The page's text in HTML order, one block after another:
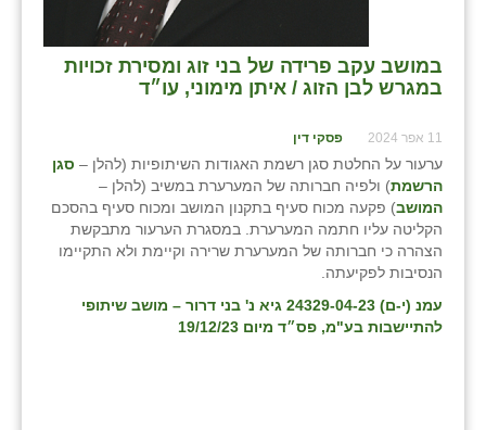
במושב עקב פרידה של בני זוג ומסירת זכויות
במגרש לבן הזוג / איתן מימוני, עו״ד
11 אפר 2024 פסקי דין
ערעור על החלטת סגן רשמת האגודות השיתופיות (להלן – סגן
הרשמת) ולפיה חברותה של המערערת במשיב (להלן –
המושב) פקעה מכוח סעיף בתקנון המושב ומכוח סעיף בהסכם
הקליטה עליו חתמה המערערת. במסגרת הערעור מתבקשת
הצהרה כי חברותה של המערערת שרירה וקיימת ולא התקיימו
הנסיבות לפקיעתה.
עמנ (י-ם) 24329-04-23 גיא נ' בני דרור – מושב שיתופי
להתיישבות בע"מ, פס״ד מיום 19/12/23